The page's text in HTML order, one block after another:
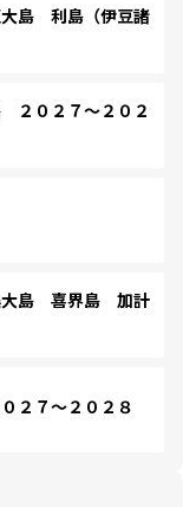
島 利島（伊豆諸
０２７～２０２
島 喜界島 加計
７～２０２８